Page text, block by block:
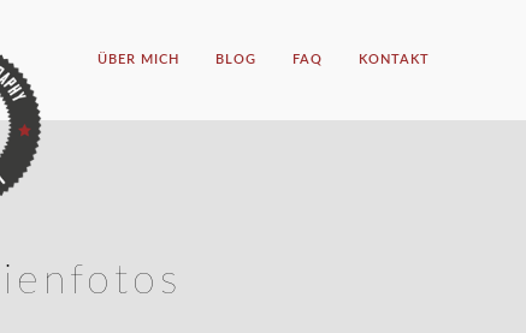
ÜBER MICH BLOG FAQ KONTAKT